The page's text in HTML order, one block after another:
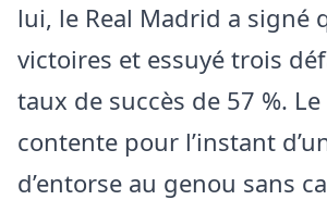
lui, le Real Madrid a signé
victoires et essuyé trois
taux de succès de 57 %.
contente pour l’instant
d’entorse au genou sans